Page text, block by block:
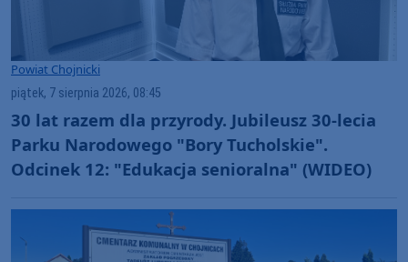
Powiat Chojnicki
piątek, 7 sierpnia 2026, 08:45
30 lat razem dla przyrody. Jubileusz 30-lecia
Parku Narodowego "Bory Tucholskie".
Odcinek 12: "Edukacja senioralna" (WIDEO)